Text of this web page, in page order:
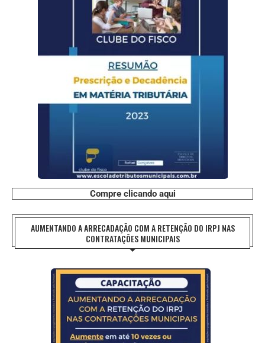
Compre clicando aqui
AUMENTANDO A ARRECADAÇÃO COM A RETENÇÃO DO IRPJ NAS
CONTRATAÇÕES MUNICIPAIS